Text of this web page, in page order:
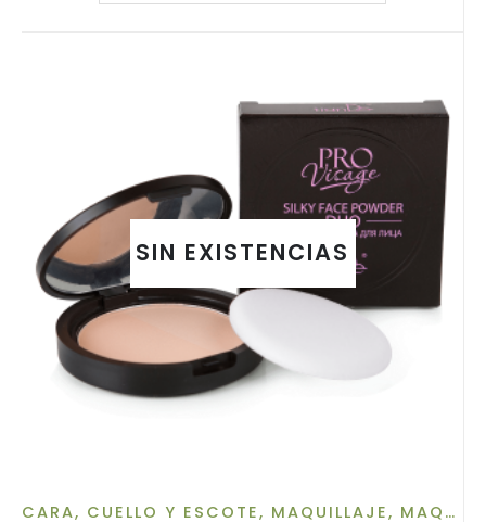
SIN EXISTENCIAS
CARA, CUELLO Y ESCOTE, MAQUILLAJE, MAQUILLAJE DE ROSTRO